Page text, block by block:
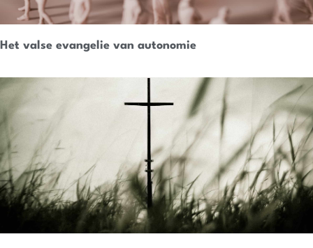
Het valse evangelie van autonomie